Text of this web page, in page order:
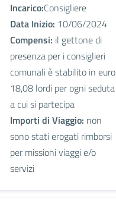
Incarico:Consigliere
Data Inizio: 10/06/2024
Compensi: il gettone di
presenza per i consiglieri
comunali è stabilito in euro
18,08 lordi per ogni seduta
a cui si partecipa
Importi di Viaggio: non
sono stati erogati rimborsi
per missioni viaggi e/o
servizi